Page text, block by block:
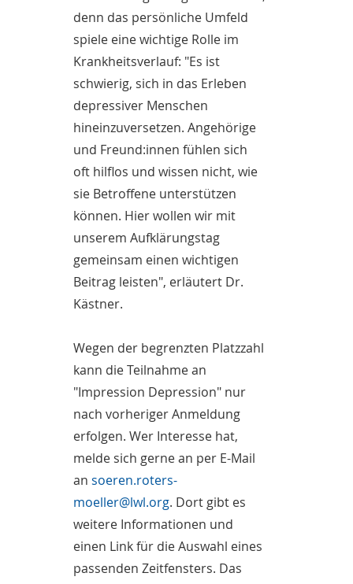
denn das persönliche Umfeld
spiele eine wichtige Rolle im
Krankheitsverlauf: "Es ist
schwierig, sich in das Erleben
depressiver Menschen
hineinzuversetzen. Angehörige
und Freund:innen fühlen sich
oft hilflos und wissen nicht, wie
sie Betroffene unterstützen
können. Hier wollen wir mit
unserem Aufklärungstag
gemeinsam einen wichtigen
Beitrag leisten", erläutert Dr.
Kästner.
Wegen der begrenzten Platzzahl
kann die Teilnahme an
"Impression Depression" nur
nach vorheriger Anmeldung
erfolgen. Wer Interesse hat,
melde sich gerne an per E-Mail
an soeren.roters-
moeller@lwl.org. Dort gibt es
weitere Informationen und
einen Link für die Auswahl eines
passenden Zeitfensters. Das